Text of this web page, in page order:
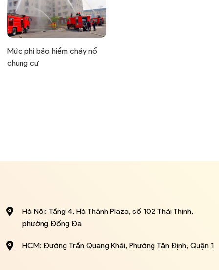
Mức phí bảo hiểm cháy nổ
chung cư
Hà Nội: Tầng 4, Hà Thành Plaza, số 102 Thái Thịnh,
phường Đống Đa
HCM: Đường Trần Quang Khải, Phường Tân Định, Quận 1